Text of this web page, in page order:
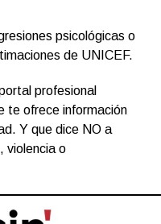
psicológicas o
de UNICEF.
profesional
te ofrece información
Y que dice NO a
violencia o